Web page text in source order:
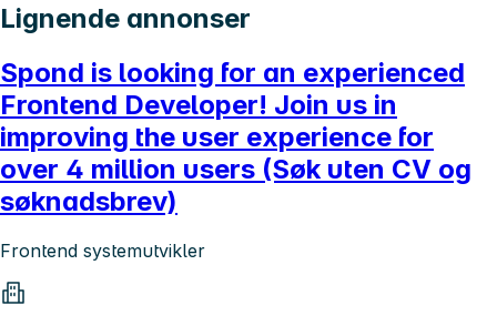
Lignende annonser
Spond is looking for an experienced
Frontend Developer! Join us in
improving the user experience for
over 4 million users (Søk uten CV og
søknadsbrev)
Frontend systemutvikler